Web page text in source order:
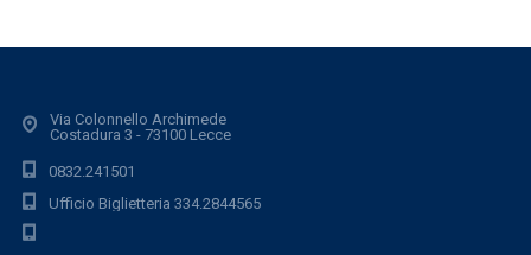
Via Colonnello Archimede
Costadura 3 - 73100 Lecce
0832.241501
Ufficio Biglietteria 334.2844565